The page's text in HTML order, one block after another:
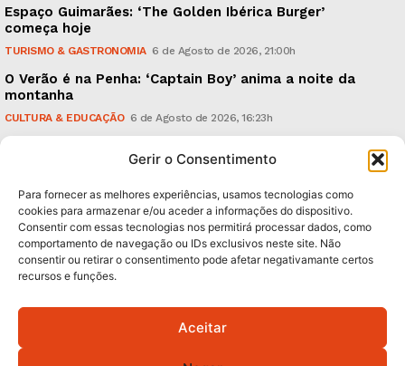
Gerir o Consentimento
Para fornecer as melhores experiências, usamos tecnologias como
cookies para armazenar e/ou aceder a informações do dispositivo.
Consentir com essas tecnologias nos permitirá processar dados, como
comportamento de navegação ou IDs exclusivos neste site. Não
consentir ou retirar o consentimento pode afetar negativamante certos
recursos e funções.
Aceitar
Espaço Guimarães: ‘The Golden Ibérica Burger’
começa hoje
TURISMO & GASTRONOMIA 6 de Agosto de 2026, 21:00h
O Verão é na Penha: ‘Captain Boy’ anima a noite da
montanha
CULTURA & EDUCAÇÃO 6 de Agosto de 2026, 16:23h
em causa”, garante Ricardo Araújo
Subscreva Newsletter:
QUERO ADERIR